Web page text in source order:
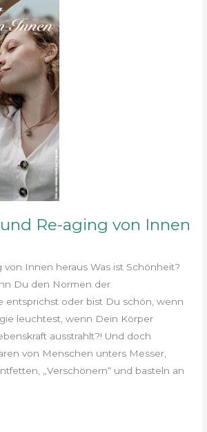
Re-aging von Innen
Innen heraus Was ist Schönheit?
Du den Normen der
entsprichst oder bist Du schön, wenn
leuchtest, wenn Dein Körper
ausstrahlt?! Und doch
von Menschen unters Messer,
„Verschönern“ und basteln an